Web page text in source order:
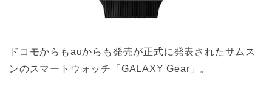
ドコモからもauからも発売が正式に発表されたサムス
ンのスマートウォッチ「GALAXY Gear」。